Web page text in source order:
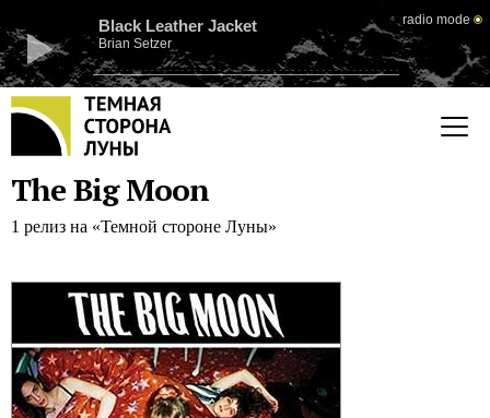
Black Leather Jacket
Brian Setzer
radio mode
The Big Moon
1 релиз на «Темной стороне Луны»